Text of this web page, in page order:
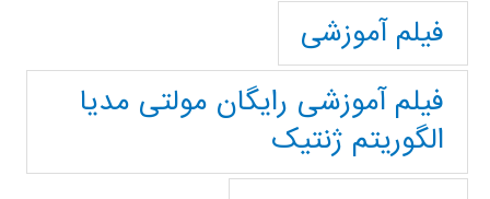
فیلم آموزشی
فیلم آموزشی رایگان مولتی مدیا
الگوریتم ژنتیک